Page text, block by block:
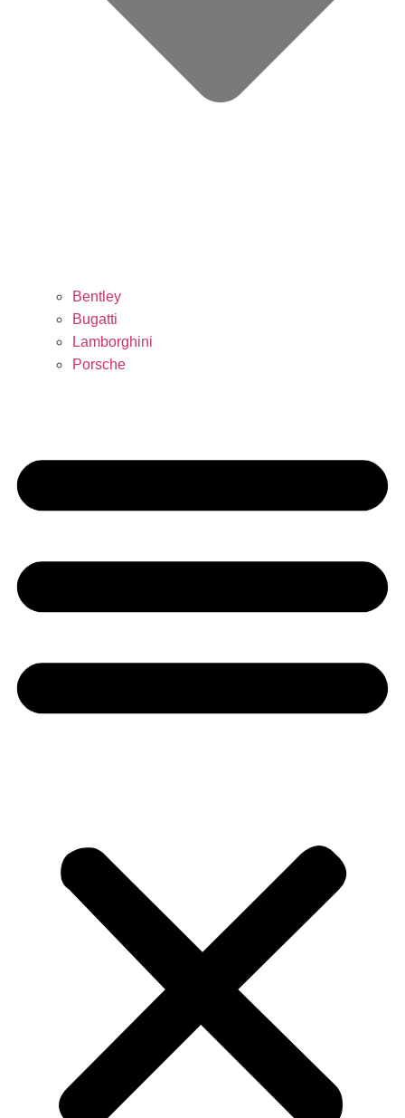
Bentley
Bugatti
Lamborghini
Porsche